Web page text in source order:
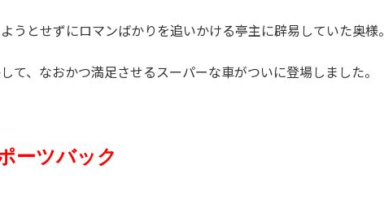
うとせずにロマンばかりを追いかける亭主に辟易していた奥様。
て、なおかつ満足させるスーパーな車がついに登場しました。
ーツバック